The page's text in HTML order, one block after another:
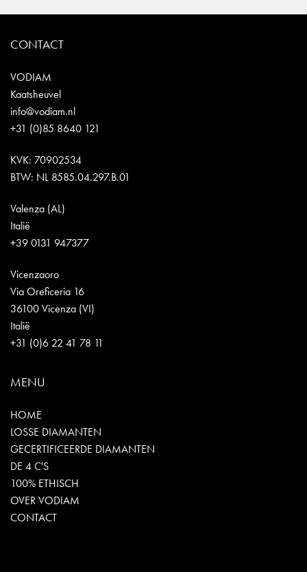
CONTACT
VODIAM
Kaatsheuvel
info@vodiam.nl
+31 (0)85 8640 121
KVK: 70902534
BTW: NL 8585.04.297.B.01
Valenza (AL)
Italië
+39 0131 947377
Vicenzaoro
Via Oreficeria 16
36100 Vicenza (VI)
Italië
+31 (0)6 22 41 78 11
MENU
HOME
LOSSE DIAMANTEN
GECERTIFICEERDE DIAMANTEN
DE 4 C'S
100% ETHISCH
OVER VODIAM
CONTACT